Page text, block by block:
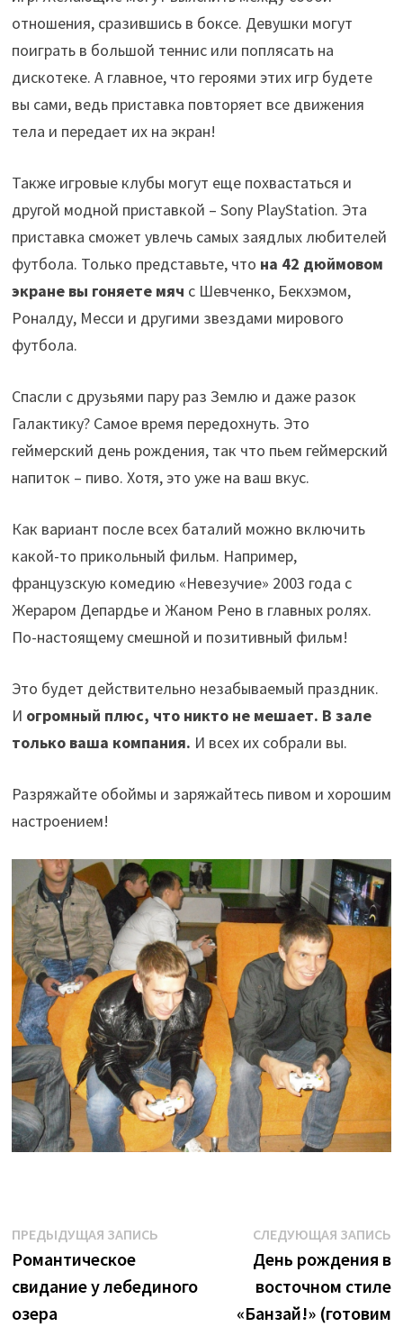
отношения, сразившись в боксе. Девушки могут
поиграть в большой теннис или поплясать на
дискотеке. А главное, что героями этих игр будете
вы сами, ведь приставка повторяет все движения
тела и передает их на экран!
Также игровые клубы могут еще похвастаться и
другой модной приставкой – Sony PlayStation. Эта
приставка сможет увлечь самых заядлых любителей
футбола. Только представьте, что на 42 дюймовом
экране вы гоняете мяч с Шевченко, Бекхэмом,
Роналду, Месси и другими звездами мирового
футбола.
Спасли с друзьями пару раз Землю и даже разок
Галактику? Самое время передохнуть. Это
геймерский день рождения, так что пьем геймерский
напиток – пиво. Хотя, это уже на ваш вкус.
Как вариант после всех баталий можно включить
какой-то прикольный фильм. Например,
французскую комедию «Невезучие» 2003 года с
Жераром Депардье и Жаном Рено в главных ролях.
По-настоящему смешной и позитивный фильм!
Это будет действительно незабываемый праздник.
И огромный плюс, что никто не мешает. В зале
только ваша компания. И всех их собрали вы.
Разряжайте обоймы и заряжайтесь пивом и хорошим
настроением!
Навигация
по
записям
ПРЕДЫДУЩАЯ ЗАПИСЬПредыдущая
Романтическое
свидание у лебединого
озера
СЛЕДУЮЩАЯ ЗАПИСЬ
День рождения в
восточном стиле
«Банзай!» (готовим